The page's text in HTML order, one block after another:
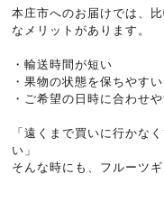
本庄市へのお届けでは、
なメリットがあります。
・輸送時間が短い
・果物の状態を保ちやすい
・ご希望の日時に合わせ
「遠くまで買いに行かな
い」
そんな時にも、フルーツ